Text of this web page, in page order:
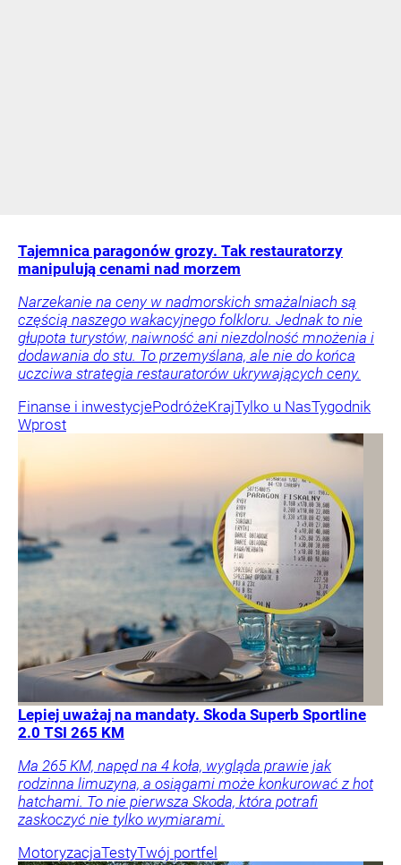
Tajemnica paragonów grozy. Tak restauratorzy
manipulują cenami nad morzem
Narzekanie na ceny w nadmorskich smażalniach są
częścią naszego wakacyjnego folkloru. Jednak to nie
głupota turystów, naiwność ani niezdolność mnożenia i
dodawania do stu. To przemyślana, ale nie do końca
uczciwa strategia restauratorów ukrywających ceny.
Finanse i inwestycjePodróżeKrajTylko u NasTygodnik
Wprost
Lepiej uważaj na mandaty. Skoda Superb Sportline
2.0 TSI 265 KM
Ma 265 KM, napęd na 4 koła, wygląda prawie jak
rodzinna limuzyna, a osiągami może konkurować z hot
hatchami. To nie pierwsza Skoda, która potrafi
zaskoczyć nie tylko wymiarami.
MotoryzacjaTestyTwój portfel